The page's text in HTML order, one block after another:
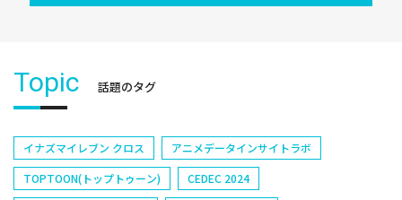
Topic 話題のタグ
イナズマイレブン クロス
アニメデータインサイトラボ
TOPTOON(トップトゥーン)
CEDEC 2024